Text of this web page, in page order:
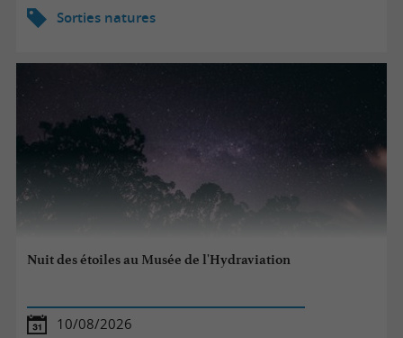
Sorties natures
Nuit des étoiles au Musée de l'Hydraviation
10/08/2026